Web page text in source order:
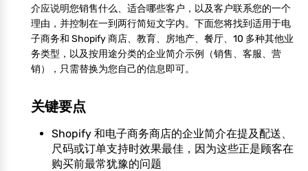
介应说明您销售什么、适合哪些客户，以及客户联系您的一个
理由，并控制在一到两行简短文字内。下面您将找到适用于电
子商务和 Shopify 商店、教育、房地产、餐厅、10 多种其他业
务类型，以及按用途分类的企业简介示例（销售、客服、营
销），只需替换为您自己的信息即可。
关键要点
Shopify 和电子商务商店的企业简介在提及配送、
尺码或订单支持时效果最佳，因为这些正是顾客在
购买前最常犹豫的问题